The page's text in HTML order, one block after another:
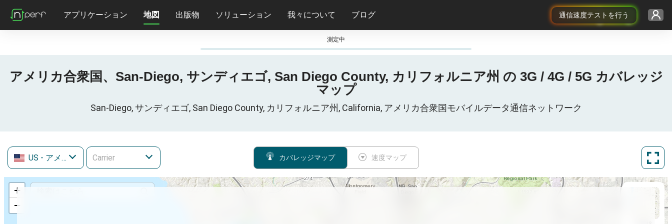
通信速度テストを行う
アプリケーション 地図 出版物 ソリューション 我々について ブログ
測定中
アメリカ合衆国、San-Diego, サンディエゴ, San Diego County, カリフォルニア州 の 3G / 4G / 5G カバレッジ
マップ
San-Diego, サンディエゴ, San Diego County, カリフォルニア州, California, アメリカ合衆国モバイルデータ通信ネットワーク
US - アメリカ合衆国 カバレッジマップ 速度マップ
+
−